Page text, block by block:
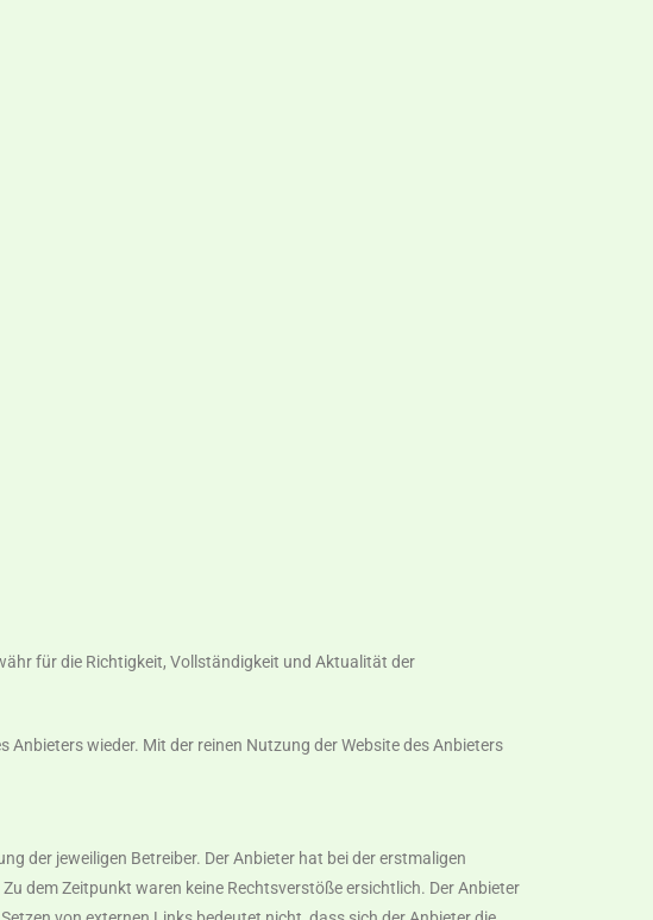
für die Richtigkeit, Vollständigkeit und Aktualität der
wieder. Mit der reinen Nutzung der Website des Anbieters
der jeweiligen Betreiber. Der Anbieter hat bei der erstmaligen
dem Zeitpunkt waren keine Rechtsverstöße ersichtlich. Der Anbieter